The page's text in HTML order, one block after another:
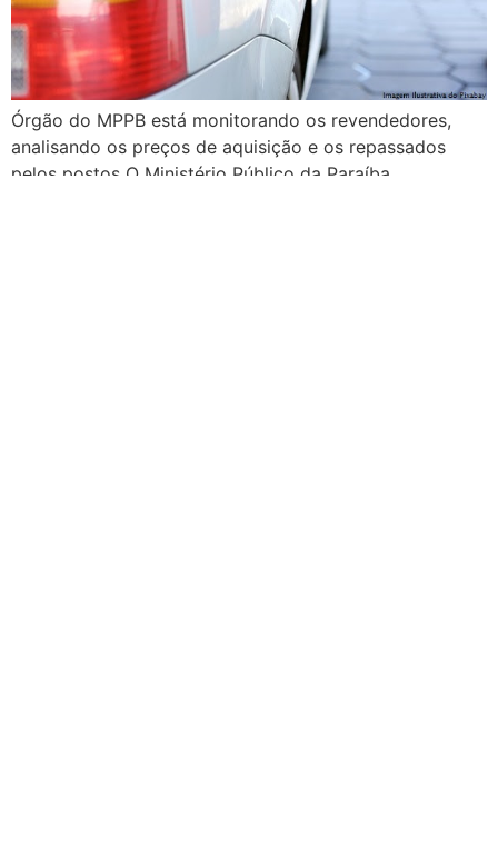
Órgão do MPPB está monitorando os revendedores,
analisando os preços de aquisição e os repassados
pelos postos O Ministério Público da Paraíba